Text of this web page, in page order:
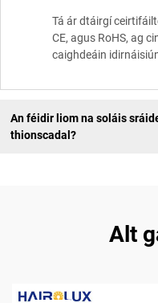
Tá ár dtáirgí
CE, agus RoHS, ag
caighdeáin
An féidir liom na soláis
thionscadal?
Alt